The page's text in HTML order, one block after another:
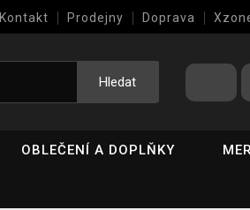
Kontakt Prodejny Doprava
Hledat
OBLEČENÍ A DOPLŇKY